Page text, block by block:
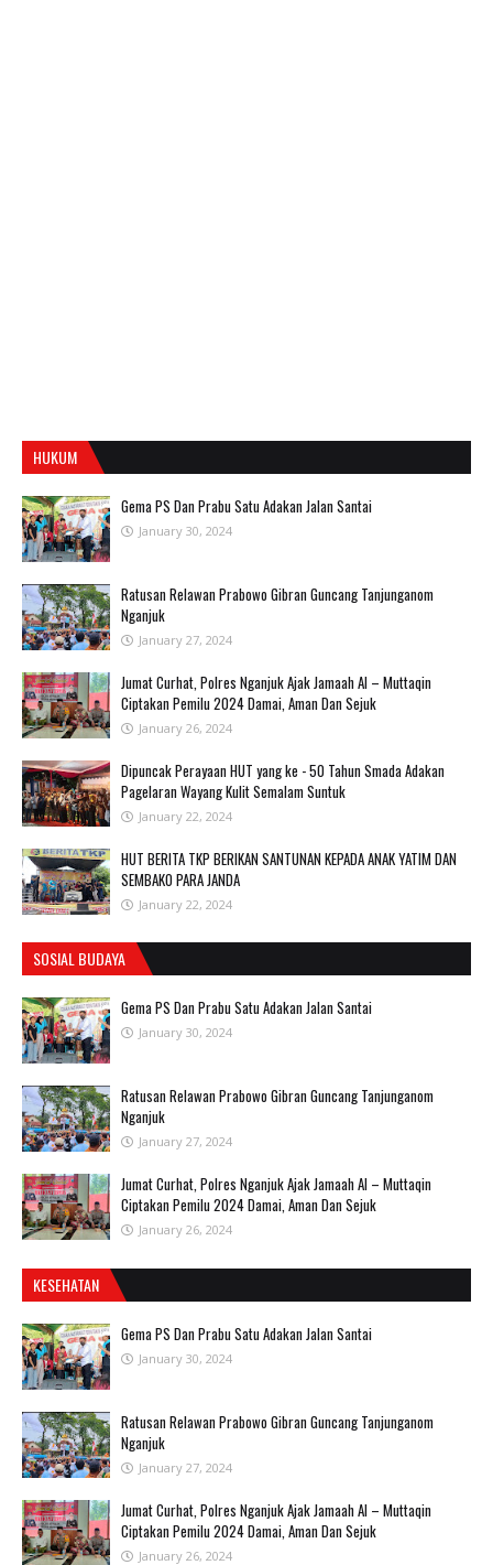
HUKUM
Gema PS Dan Prabu Satu Adakan Jalan Santai
January 30, 2024
Ratusan Relawan Prabowo Gibran Guncang Tanjunganom
Nganjuk
January 27, 2024
Jumat Curhat, Polres Nganjuk Ajak Jamaah Al – Muttaqin
Ciptakan Pemilu 2024 Damai, Aman Dan Sejuk
January 26, 2024
Dipuncak Perayaan HUT yang ke - 50 Tahun Smada Adakan
Pagelaran Wayang Kulit Semalam Suntuk
January 22, 2024
HUT BERITA TKP BERIKAN SANTUNAN KEPADA ANAK YATIM DAN
SEMBAKO PARA JANDA
January 22, 2024
SOSIAL BUDAYA
Gema PS Dan Prabu Satu Adakan Jalan Santai
January 30, 2024
Ratusan Relawan Prabowo Gibran Guncang Tanjunganom
Nganjuk
January 27, 2024
Jumat Curhat, Polres Nganjuk Ajak Jamaah Al – Muttaqin
Ciptakan Pemilu 2024 Damai, Aman Dan Sejuk
January 26, 2024
KESEHATAN
Gema PS Dan Prabu Satu Adakan Jalan Santai
January 30, 2024
Ratusan Relawan Prabowo Gibran Guncang Tanjunganom
Nganjuk
January 27, 2024
Jumat Curhat, Polres Nganjuk Ajak Jamaah Al – Muttaqin
Ciptakan Pemilu 2024 Damai, Aman Dan Sejuk
January 26, 2024